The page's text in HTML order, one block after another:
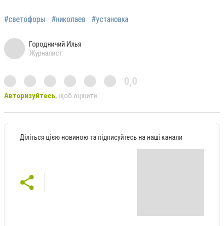
#светофоры #николаев #установка
Городничий Илья
Журналист
0,0
Авторизуйтесь, щоб оцінити
Діліться цією новиною та підписуйтесь на наші канали